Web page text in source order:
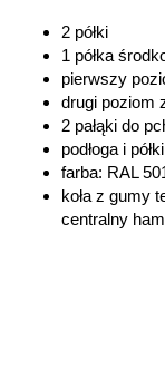
2 półki
1 półka
pierwszy
drugi poziom
2 pałąki do
podłoga i
farba: RAL
koła z gumy
centralny